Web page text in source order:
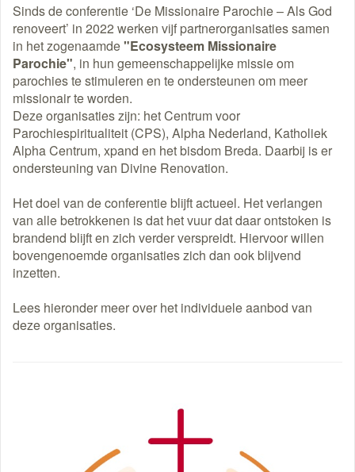
Sinds de conferentie ‘De Missionaire Parochie – Als God
renoveert’ in 2022 werken vijf partnerorganisaties samen
in het zogenaamde"Ecosysteem Missionaire
Parochie", in hun gemeenschappelijke missie om
parochies te stimuleren en te ondersteunen om meer
missionair te worden.
Deze organisaties zijn: het Centrum voor
Parochiespiritualiteit (CPS), Alpha Nederland, Katholiek
Alpha Centrum, xpand en het bisdom Breda. Daarbij is er
ondersteuning van Divine Renovation.
Het doel van de conferentie blijft actueel. Het verlangen
van alle betrokkenen is dat het vuur dat daar ontstoken is
brandend blijft en zich verder verspreidt. Hiervoor willen
bovengenoemde organisaties zich dan ook blijvend
inzetten.
Lees hieronder meer over het individuele aanbod van
deze organisaties.